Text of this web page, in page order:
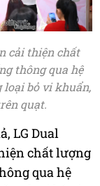
cải thiện chất
thông qua hệ
loại bỏ vi khuẩn,
quạt.
LG Dual
chất lượng
qua hệ